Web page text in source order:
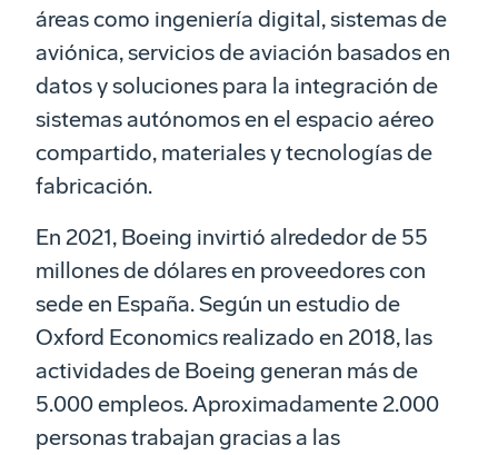
áreas como ingeniería digital, sistemas de
aviónica, servicios de aviación basados en
datos y soluciones para la integración de
sistemas autónomos en el espacio aéreo
compartido, materiales y tecnologías de
fabricación.
En 2021, Boeing invirtió alrededor de 55
millones de dólares en proveedores con
sede en España. Según un estudio de
Oxford Economics realizado en 2018, las
actividades de Boeing generan más de
5.000 empleos. Aproximadamente 2.000
personas trabajan gracias a las